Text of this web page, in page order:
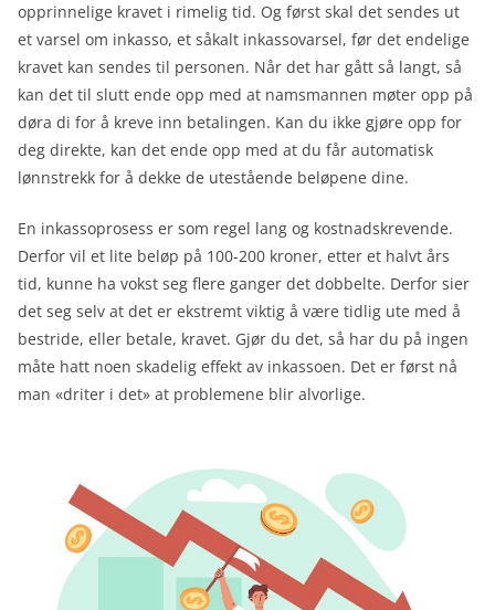
opprinnelige kravet i rimelig tid. Og først skal det sendes ut
et varsel om inkasso, et såkalt inkassovarsel, før det endelige
kravet kan sendes til personen. Når det har gått så langt, så
kan det til slutt ende opp med at namsmannen møter opp på
døra di for å kreve inn betalingen. Kan du ikke gjøre opp for
deg direkte, kan det ende opp med at du får automatisk
lønnstrekk for å dekke de utestående beløpene dine.
En inkassoprosess er som regel lang og kostnadskrevende.
Derfor vil et lite beløp på 100-200 kroner, etter et halvt års
tid, kunne ha vokst seg flere ganger det dobbelte. Derfor sier
det seg selv at det er ekstremt viktig å være tidlig ute med å
bestride, eller betale, kravet. Gjør du det, så har du på ingen
måte hatt noen skadelig effekt av inkassoen. Det er først nå
man «driter i det» at problemene blir alvorlige.